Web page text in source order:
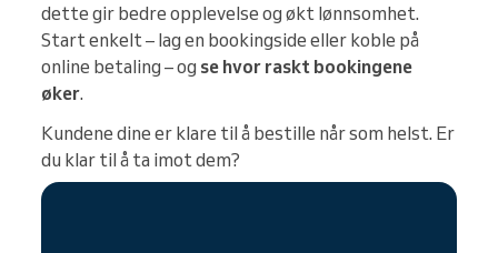
dette gir bedre opplevelse og økt lønnsomhet.
Start enkelt – lag en bookingside eller koble på
online betaling – og se hvor raskt bookingene
øker.
Kundene dine er klare til å bestille når som helst. Er
du klar til å ta imot dem?